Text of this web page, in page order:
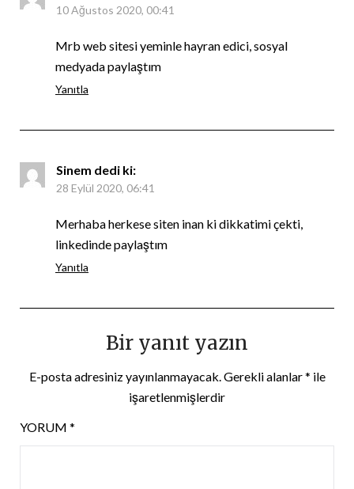
10 Ağustos 2020, 00:41
Mrb web sitesi yeminle hayran edici, sosyal
medyada paylaştım
Yanıtla
Sinem dedi ki:
28 Eylül 2020, 06:41
Merhaba herkese siten inan ki dikkatimi çekti,
linkedinde paylaştım
Yanıtla
Bir yanıt yazın
E-posta adresiniz yayınlanmayacak.Gerekli alanlar* ile
işaretlenmişlerdir
YORUM *